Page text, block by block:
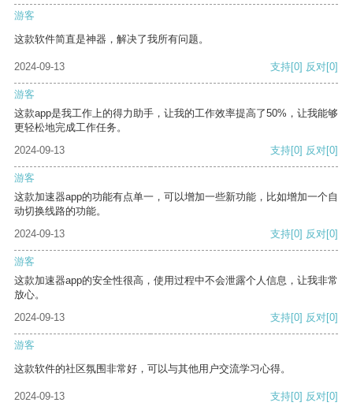
游客
这款软件简直是神器，解决了我所有问题。
2024-09-13 支持[0] 反对[0]
游客
这款app是我工作上的得力助手，让我的工作效率提高了50%，让我能够
更轻松地完成工作任务。
2024-09-13
支持[0] 反对[0]
游客
这款加速器app的功能有点单一，可以增加一些新功能，比如增加一个自
动切换线路的功能。
2024-09-13
支持[0] 反对[0]
游客
这款加速器app的安全性很高，使用过程中不会泄露个人信息，让我非常
放心。
2024-09-13
支持[0] 反对[0]
游客
这款软件的社区氛围非常好，可以与其他用户交流学习心得。
2024-09-13 支持[0] 反对[0]